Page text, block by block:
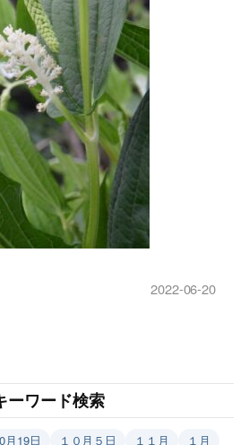
2022-06-20
ーワード検索
月19日 １０月５日 １１月 １月